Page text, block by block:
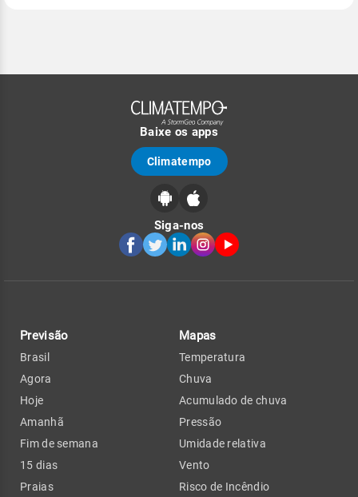
Baixe os apps
Climatempo
Siga-nos
Previsão
Brasil
Agora
Hoje
Amanhã
Fim de semana
15 dias
Praias
Mapas
Temperatura
Chuva
Acumulado de chuva
Pressão
Umidade relativa
Vento
Risco de Incêndio